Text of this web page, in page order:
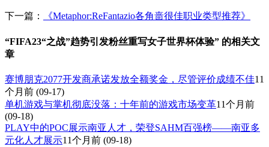
下一篇： 《Metaphor:ReFantazio各角啬很佳职业类型推荐》
“FIFA23“之战”趋势引发粉丝重写女子世界杯体验” 的相关文
章
赛博朋克2077开发商承诺发放全额奖金，尽管评价成绩不佳11
个月前 (09-17)
单机游戏与掌机彻底没落：十年前的游戏市场变革11个月前
(09-18)
PLAY中的POC展示南亚人才，荣登SAHM百强榜——南亚多
元化人才展示11个月前 (09-18)